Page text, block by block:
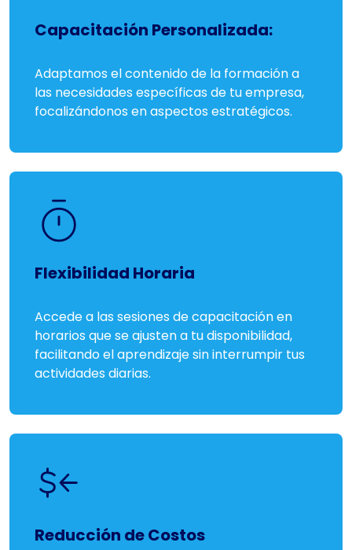
Capacitación Personalizada:
Adaptamos el contenido de la formación a
las necesidades específicas de tu empresa,
focalizándonos en aspectos estratégicos.
Flexibilidad Horaria
Accede a las sesiones de capacitación en
horarios que se ajusten a tu disponibilidad,
facilitando el aprendizaje sin interrumpir tus
actividades diarias.
Reducción de Costos